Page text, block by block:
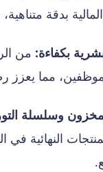
بدقة
بكفاءة:
مما يعزز
وسلسلة